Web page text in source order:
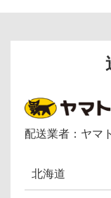
配送業者：ヤマ
北海道